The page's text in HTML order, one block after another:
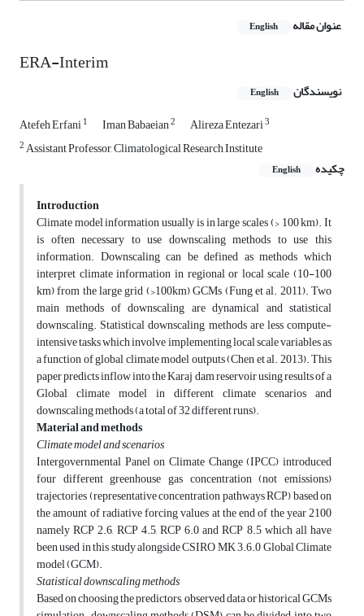
عنوان مقاله English
ERA-Interim
نویسندگان English
Atefeh Erfani1 Iman Babaeian2 Alireza Entezari3
2Assistant Professor, Climatological Research Institute
چکیده
English
Introduction
Climate model information usually is in large scales (> 100 km). It
is often necessary to use downscaling methods to use this
information. Downscaling can be defined as methods which
interpret climate information in regional or local scale (10-100
km) from the large grid (>100km) GCMs (Fung et al. 2011). Two
main methods of downscaling are dynamical and statistical
downscaling. Statistical downscaling methods are less compute-
intensive tasks which involve implementing local scale variables as
a function of global climate model outputs (Chen et al. 2013). This
paper predicts inflow into the Karaj dam reservoir using results of a
Global climate model in different climate scenarios and
downscaling methods (a total of 32 different runs).
Material and methods
Climate model and scenarios
Intergovernmental Panel on Climate Change (IPCC) introduced
four different greenhouse gas concentration (not emissions)
trajectories (representative concentration pathways RCP) based on
the amount of radiative forcing values at the end of the year 2100
namely RCP 2.6, RCP 4.5, RCP 6.0 and RCP 8.5 which all have
been used in this study alongside CSIRO MK 3.6.0 Global Climate
model (GCM).
Statistical downscaling methods
Based on choosing the predictors, observed data or historical GCMs